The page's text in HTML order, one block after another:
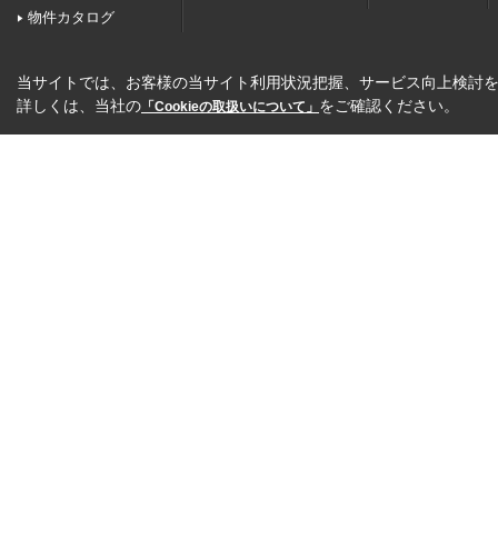
物件カタログ
当サイトでは、お客様の当サイト利用状況把握、サービス向上検討
詳しくは、当社の 「Cookieの取扱いについて」 をご確認ください。